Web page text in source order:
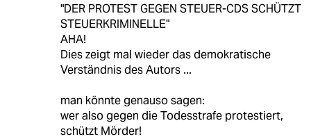
"DER PROTEST GEGEN STEUER-CDS SCHÜTZT
STEUERKRIMINELLE"
AHA!
Dies zeigt mal wieder das demokratische
Verständnis des Autors ...
man könnte genauso sagen:
wer also gegen die Todesstrafe protestiert,
schützt Mörder!